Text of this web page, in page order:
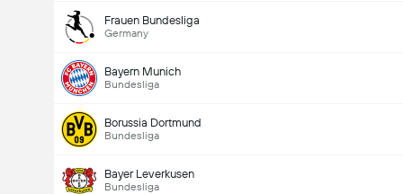
Frauen Bundesliga
Germany
Bayern Munich
Bundesliga
Borussia Dortmund
Bundesliga
Bayer Leverkusen
Bundesliga